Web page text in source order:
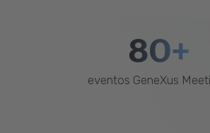
80+
eventos GeneXus